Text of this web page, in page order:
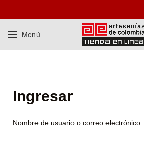
Menú
Ingresar
Nombre de usuario o correo electrónico